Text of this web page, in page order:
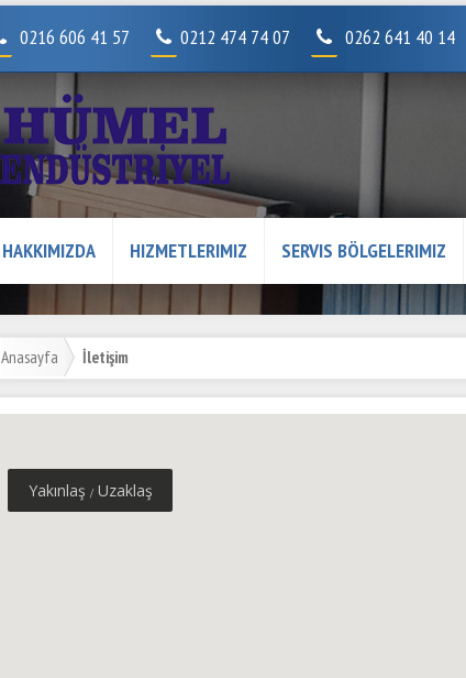
0216 606 41 57 0212 474 74 07 0262 641 40 14
HAKKIMIZDA HIZMETLERIMIZ SERVIS BÖLGELERIMIZ
Anasayfa İletişim
Yakınlaş / Uzaklaş